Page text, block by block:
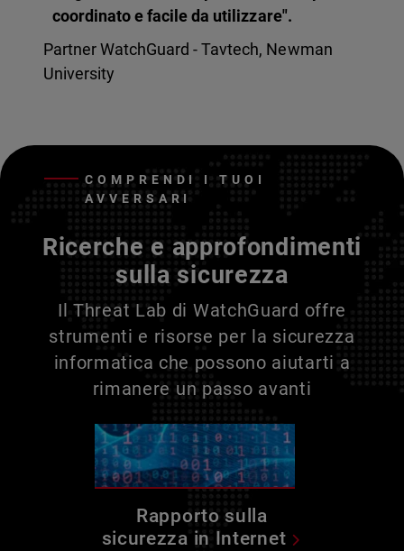
coordinato e facile da utilizzare".
Partner WatchGuard - Tavtech, Newman
University
COMPRENDI I TUOI
AVVERSARI
Ricerche e approfondimenti
sulla sicurezza
Il Threat Lab di WatchGuard offre
strumenti e risorse per la sicurezza
informatica che possono aiutarti a
rimanere un passo avanti
Rapporto sulla
sicurezza in Internet